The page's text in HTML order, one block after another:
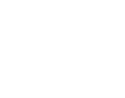
pagination